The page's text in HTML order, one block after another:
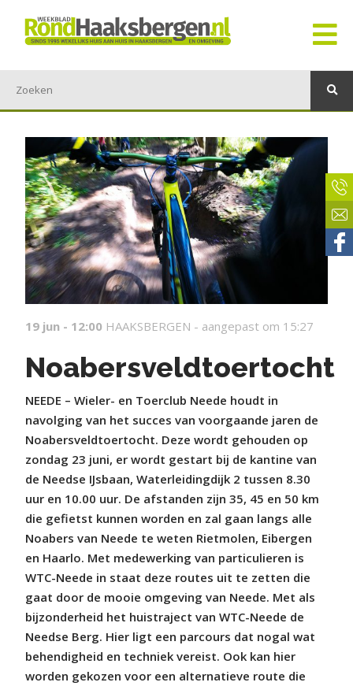
19 jun - 12:00 HAAKSBERGEN - aangepast om 15:27
Noabersveldtoertocht
NEEDE – Wieler- en Toerclub Neede houdt in
navolging van het succes van voorgaande jaren de
Noabersveldtoertocht. Deze wordt gehouden op
zondag 23 juni, er wordt gestart bij de kantine van
de Needse IJsbaan, Waterleidingdijk 2 tussen 8.30
uur en 10.00 uur. De afstanden zijn 35, 45 en 50 km
die gefietst kunnen worden en zal gaan langs alle
Noabers van Neede te weten Rietmolen, Eibergen
en Haarlo. Met medewerking van particulieren is
WTC-Neede in staat deze routes uit te zetten die
gaat door de mooie omgeving van Neede. Met als
bijzonderheid het huistraject van WTC-Neede de
Needse Berg. Hier ligt een parcours dat nogal wat
behendigheid en techniek vereist. Ook kan hier
worden gekozen voor een alternatieve route die